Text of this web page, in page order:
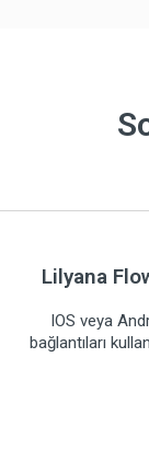
Lilyana
IOS veya
bağlantıları